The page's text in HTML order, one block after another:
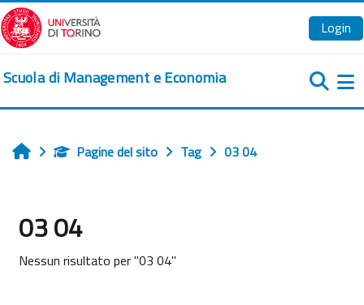
Vai al contenuto principale
Login
Scuola di Management e Economia
HomePagine del sito Tag 03 04
03 04
Nessun risultato per "03 04"